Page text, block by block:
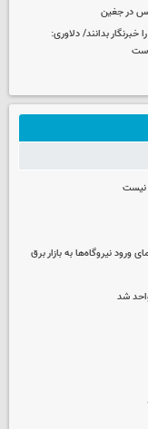
در جغین
بدانند/ دلاوری:
است
نیست
نیروگاه‌ها به بازار برق